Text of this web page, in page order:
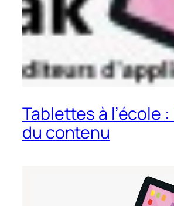
Tablettes à l’école
du contenu